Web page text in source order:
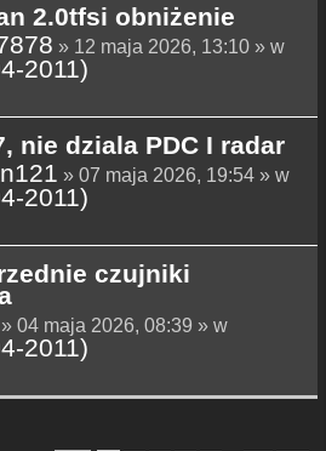
2.0tfsi obniżenie
» 12 maja 2026, 13:10 » w
2011)
nie dziala PDC I radar
» 07 maja 2026, 19:54 » w
2011)
czujniki
» 04 maja 2026, 08:39 » w
2011)